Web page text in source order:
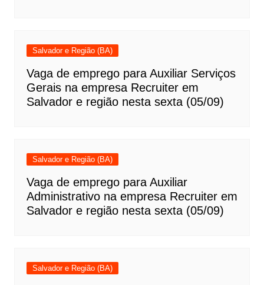
Salvador e Região (BA)
Vaga de emprego para Auxiliar Serviços
Gerais na empresa Recruiter em
Salvador e região nesta sexta (05/09)
Salvador e Região (BA)
Vaga de emprego para Auxiliar
Administrativo na empresa Recruiter em
Salvador e região nesta sexta (05/09)
Salvador e Região (BA)